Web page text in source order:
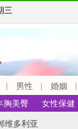
三
男性 婚姻
胸美臀 女性保健
维多利亚